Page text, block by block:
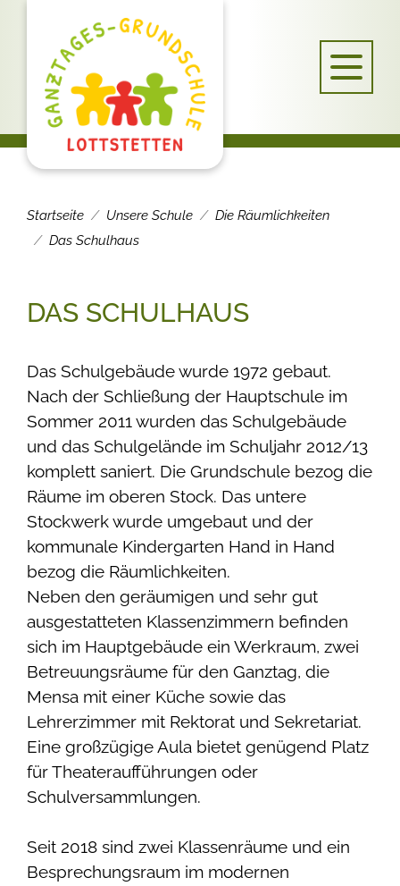
Startseite Unsere Schule
Die Räumlichkeiten
Das Schulhaus
DAS SCHULHAUS
Das Schulgebäude wurde 1972 gebaut.
Nach der Schließung der Hauptschule im
Sommer 2011 wurden das Schulgebäude
und das Schulgelände im Schuljahr 2012/13
komplett saniert. Die Grundschule bezog die
Räume im oberen Stock. Das untere
Stockwerk wurde umgebaut und der
kommunale Kindergarten Hand in Hand
bezog die Räumlichkeiten.
Neben den geräumigen und sehr gut
ausgestatteten Klassenzimmern befinden
sich im Hauptgebäude ein Werkraum, zwei
Betreuungsräume für den Ganztag, die
Mensa mit einer Küche sowie das
Lehrerzimmer mit Rektorat und Sekretariat.
Eine großzügige Aula bietet genügend Platz
für Theateraufführungen oder
Schulversammlungen.
Seit 2018 sind zwei Klassenräume und ein
Besprechungsraum im modernen